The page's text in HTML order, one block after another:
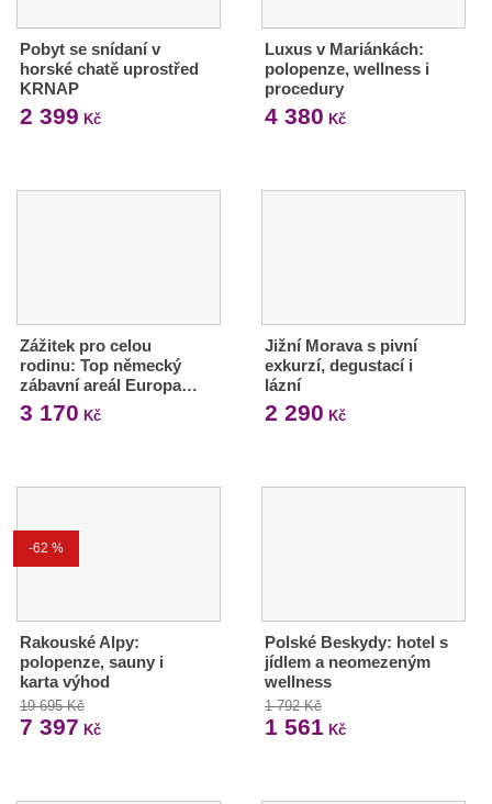
Pobyt se snídaní v
horské chatě uprostřed
KRNAP
2 399 Kč
Luxus v Mariánkách:
polopenze, wellness i
procedury
4 380 Kč
Zážitek pro celou
rodinu: Top německý
zábavní areál Europa…
3 170 Kč
Jižní Morava s pivní
exkurzí, degustací i
lázní
2 290 Kč
-62 %
Rakouské Alpy:
polopenze, sauny i
karta výhod
19 695 Kč
7 397 Kč
Polské Beskydy: hotel s
jídlem a neomezeným
wellness
1 792 Kč
1 561 Kč